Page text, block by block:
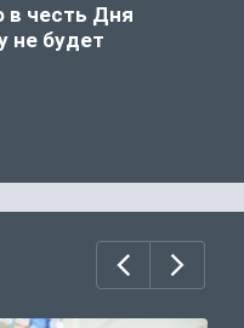
в честь Дня
не будет